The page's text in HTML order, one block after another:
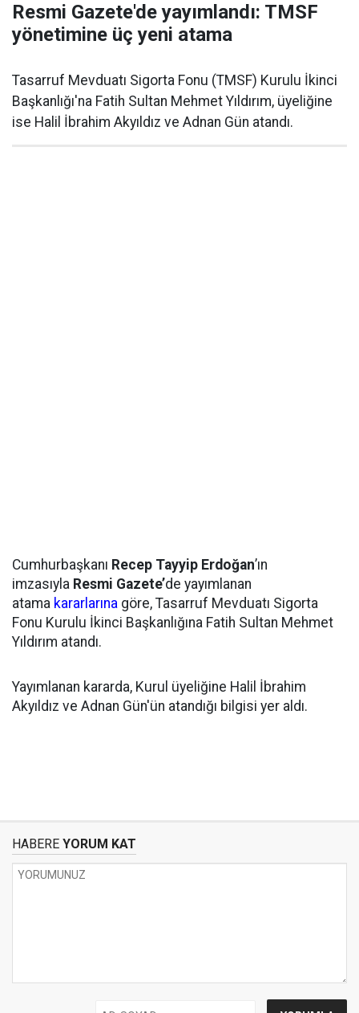
Resmi Gazete'de yayımlandı: TMSF
yönetimine üç yeni atama
Tasarruf Mevduatı Sigorta Fonu (TMSF) Kurulu İkinci
Başkanlığı'na Fatih Sultan Mehmet Yıldırım, üyeliğine
ise Halil İbrahim Akyıldız ve Adnan Gün atandı.
Cumhurbaşkanı Recep Tayyip Erdoğan’ın
imzasıyla Resmi Gazete’de yayımlanan
atama kararlarına göre, Tasarruf Mevduatı Sigorta
Fonu Kurulu İkinci Başkanlığına Fatih Sultan Mehmet
Yıldırım atandı.
Yayımlanan kararda, Kurul üyeliğine Halil İbrahim
Akyıldız ve Adnan Gün'ün atandığı bilgisi yer aldı.
HABERE YORUM KAT